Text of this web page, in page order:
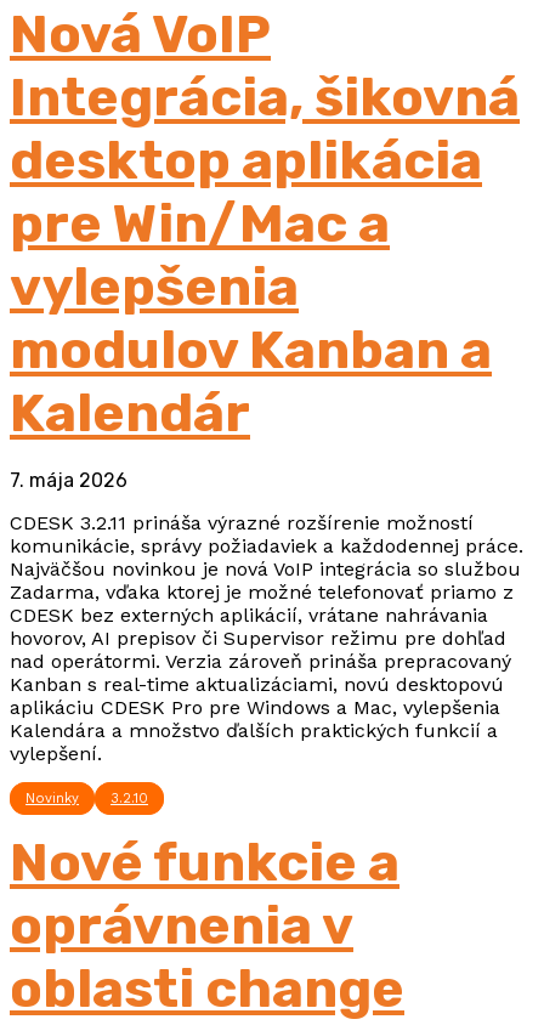
Nová VoIP
Integrácia, šikovná
desktop aplikácia
pre Win/Mac a
vylepšenia
modulov Kanban a
Kalendár
7. mája 2026
CDESK 3.2.11 prináša výrazné rozšírenie možností
komunikácie, správy požiadaviek a každodennej práce.
Najväčšou novinkou je nová VoIP integrácia so službou
Zadarma, vďaka ktorej je možné telefonovať priamo z
CDESK bez externých aplikácií, vrátane nahrávania
hovorov, AI prepisov či Supervisor režimu pre dohľad
nad operátormi. Verzia zároveň prináša prepracovaný
Kanban s real-time aktualizáciami, novú desktopovú
aplikáciu CDESK Pro pre Windows a Mac, vylepšenia
Kalendára a množstvo ďalších praktických funkcií a
vylepšení.
Novinky 3.2.10
Nové funkcie a
oprávnenia v
oblasti change